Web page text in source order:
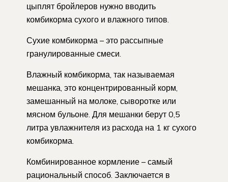
цыплят бройлеров нужно вводить
комбикорма сухого и влажного типов.
Сухие комбикорма – это рассыпные
гранулированные смеси.
Влажный комбикорма, так называемая
мешанка, это концентрированный корм,
замешанный на молоке, сыворотке или
мясном бульоне. Для мешанки берут 0,5
литра увлажнителя из расхода на 1 кг сухого
комбикорма.
Комбинированное кормление – самый
рациональный способ. Заключается в